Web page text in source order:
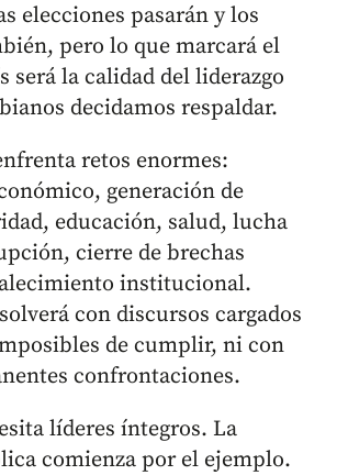
elecciones pasarán y los
pero lo que marcará el
será la calidad del liderazgo
decidamos respaldar.
retos enormes:
generación de
educación, salud, lucha
cierre de brechas
institucional.
con discursos cargados
de cumplir, ni con
confrontaciones.
líderes íntegros. La
comienza por el ejemplo.